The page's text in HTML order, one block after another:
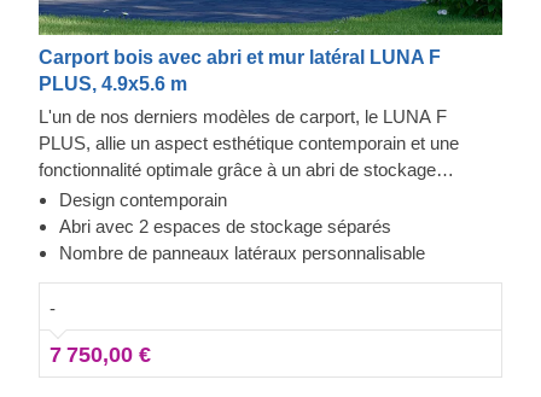
Carport bois avec abri et mur latéral LUNA F
PLUS, 4.9x5.6 m
L'un de nos derniers modèles de carport, le LUNA F
PLUS, allie un aspect esthétique contemporain et une
fonctionnalité optimale grâce à un abri de stockage
attenant divisé en deux zones, avec des entrées séparées
sur les parties opposées. Ce carport spacieux avec deux
parois latérales constitue un excellent abri pour votre
ou de la pluie.
Design contemporain
Abri avec 2 espaces de stockage séparés
Nombre de panneaux latéraux personnalisable
-
7 750,00 €